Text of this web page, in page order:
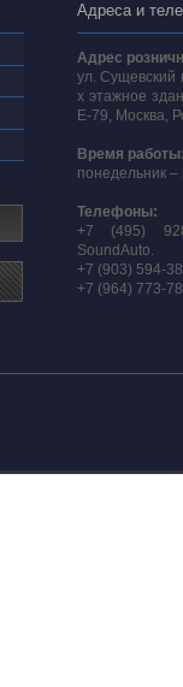
Адреса и
Адрес
ул. Сущевский
х этажное
E-79, Москва,
Время
понедельник –
Телефоны:
+7 (495)
SoundAuto.
+7 (903) 594-
+7 (964) 773-